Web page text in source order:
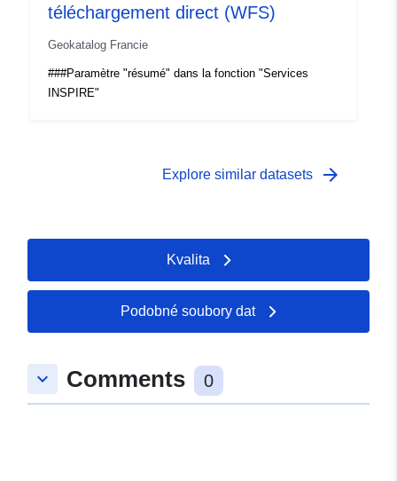
téléchargement direct (WFS)
Geokatalog Francie
###Paramètre "résumé" dans la fonction "Services
INSPIRE"
Explore similar datasets arrow_forward
Kvalita
Podobné soubory dat
keyboard_arrow_down Comments 0